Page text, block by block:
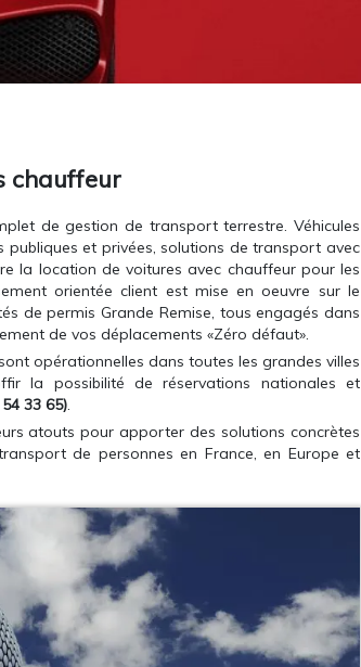
chauffeur
de gestion de transport terrestre. Véhicules
et privées, solutions de transport avec
la location de voitures avec chauffeur pour les
orientée client est mise en oeuvre sur le
de permis Grande Remise, tous engagés dans
de vos déplacements «Zéro défaut».
opérationnelles dans toutes les grandes villes
la possibilité de réservations nationales et
33 65).
atouts pour apporter des solutions concrètes
de personnes en France, en Europe et
DEMANDER UN RAPPEL